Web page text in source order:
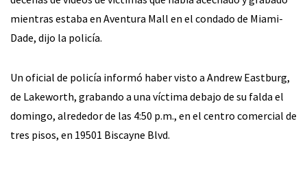
mientras estaba en Aventura Mall en el condado de Miami-
Dade, dijo la policía.
Un oficial de policía informó haber visto a Andrew Eastburg,
de Lakeworth, grabando a una víctima debajo de su falda el
domingo, alrededor de las 4:50 p.m., en el centro comercial de
tres pisos, en 19501 Biscayne Blvd.